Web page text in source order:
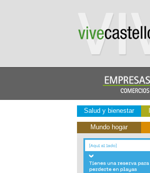
Salud y bienestar
Mundo hogar